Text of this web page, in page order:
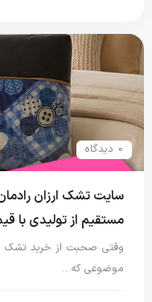
0 دیدگاه
سایت تشک ارزان
مستقیم از تولیدی با
وقتی صحبت از خرید تشک
موضوعی که…